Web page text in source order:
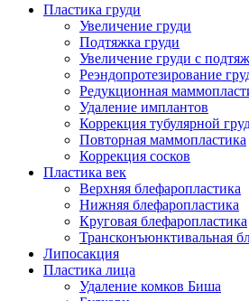
Пластика груди
Увеличение груди
Подтяжка груди
Увеличение груди с
Реэндопротезирование
Редукционная
Удаление имплантов
Коррекция тубулярной
Повторная маммопластика
Коррекция сосков
Пластика век
Верхняя блефаропластика
Нижняя блефаропластика
Круговая блефаропластика
Трансконъюнктивальная
Липосакция
Пластика лица
Удаление комков Биша